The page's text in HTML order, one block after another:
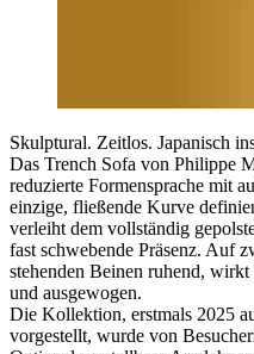
Skulptural. Zeitlos. Japanisch
Das Trench Sofa von Philippe
reduzierte Formensprache mit
einzige, fließende Kurve
verleiht dem vollständig
fast schwebende Präsenz. Auf
stehenden Beinen ruhend,
und ausgewogen.
Die Kollektion, erstmals 2025
vorgestellt, wurde von